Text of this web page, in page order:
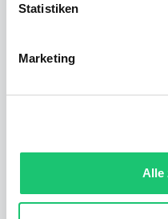
Statistiken
Marketing
Alle